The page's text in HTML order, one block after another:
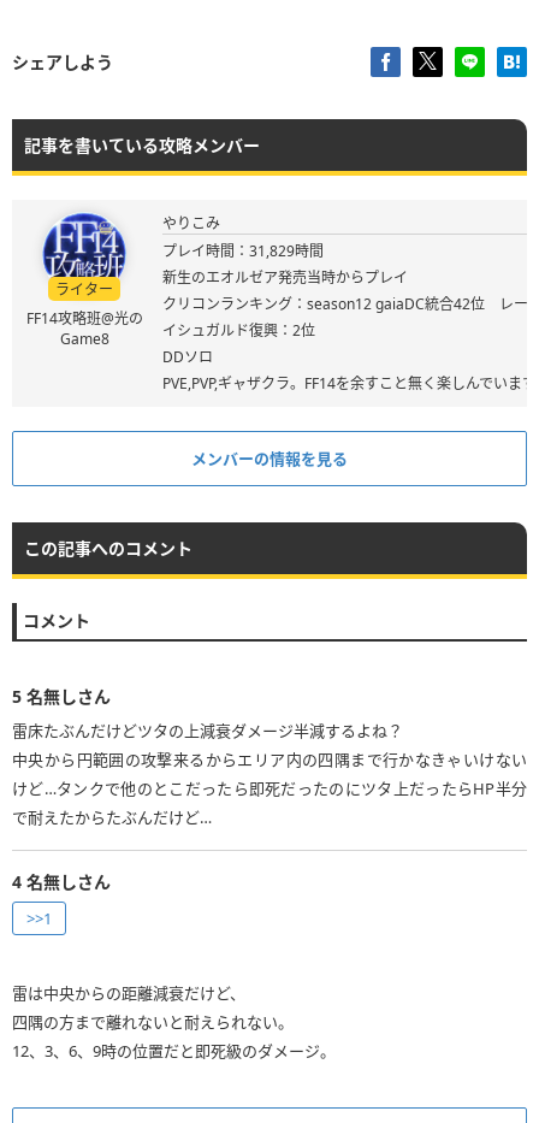
シェアしよう
記事を書いている攻略メンバー
ライター
FF14攻略班@光の
Game8
やりこみ
プレイ時間：31,829時間
新生のエオルゼア発売当時からプレイ
クリコンランキング：season12 gaiaDC統合42位 レー
イシュガルド復興：2位
DDソロ
PVE,PVP,ギャザクラ。FF14を余すこと無く楽しんでいま
メンバーの情報を見る
この記事へのコメント
コメント
5 名無しさん
雷床たぶんだけどツタの上減衰ダメージ半減するよね？
中央から円範囲の攻撃来るからエリア内の四隅まで行かなきゃいけない
けど…タンクで他のとこだったら即死だったのにツタ上だったらHP半分
で耐えたからたぶんだけど…
4 名無しさん
>>1
雷は中央からの距離減衰だけど、
四隅の方まで離れないと耐えられない。
12、3、6、9時の位置だと即死級のダメージ。